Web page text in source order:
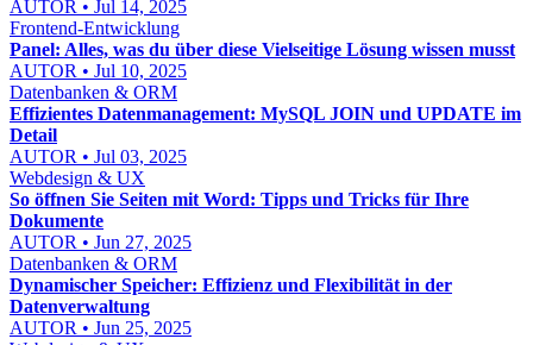
AUTOR • Jul 14, 2025
Frontend-Entwicklung
Panel: Alles, was du über diese Vielseitige Lösung wissen musst
AUTOR • Jul 10, 2025
Datenbanken & ORM
Effizientes Datenmanagement: MySQL JOIN und UPDATE im
Detail
AUTOR • Jul 03, 2025
Webdesign & UX
So öffnen Sie Seiten mit Word: Tipps und Tricks für Ihre
Dokumente
AUTOR • Jun 27, 2025
Datenbanken & ORM
Dynamischer Speicher: Effizienz und Flexibilität in der
Datenverwaltung
AUTOR • Jun 25, 2025